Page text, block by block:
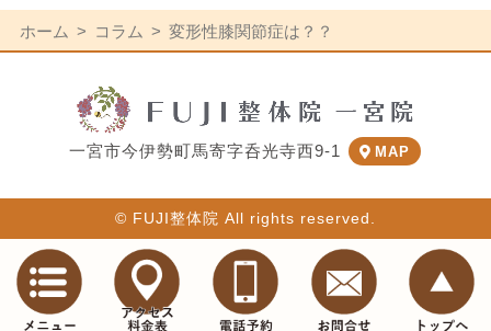
ホーム コラム 変形性膝関節症は？？
一宮市今伊勢町馬寄字呑光寺西9-1 MAP
© FUJI整体院 All rights reserved.